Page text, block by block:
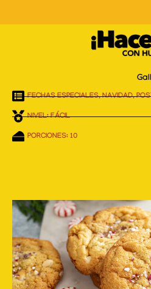
FECHAS ESPECIALES,NAVIDAD,
NIVEL: FÁCIL
PORCIONES: 10